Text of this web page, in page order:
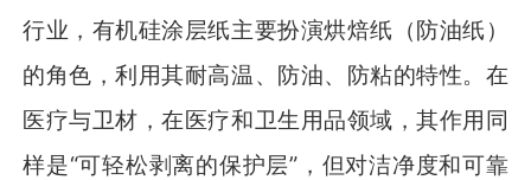
行业，有机硅涂层纸主要扮演烘焙纸（防油纸）
的角色，利用其耐高温、防油、防粘的特性。在
医疗与卫材，在医疗和卫生用品领域，其作用同
样是“可轻松剥离的保护层”，但对洁净度和可靠